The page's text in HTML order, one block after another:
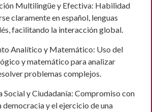
Multilingüe y Efectiva: Habilidad
claramente en español, lenguas
facilitando la interacción global.
Analítico y Matemático: Uso del
y matemático para analizar
problemas complejos.
Social y Ciudadanía: Compromiso con
democracia y el ejercicio de una